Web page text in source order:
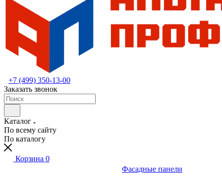
+7 (499) 350-13-00
Заказать звонок
Каталог
По всему сайту
По каталогу
Корзина 0
Фасадные панели